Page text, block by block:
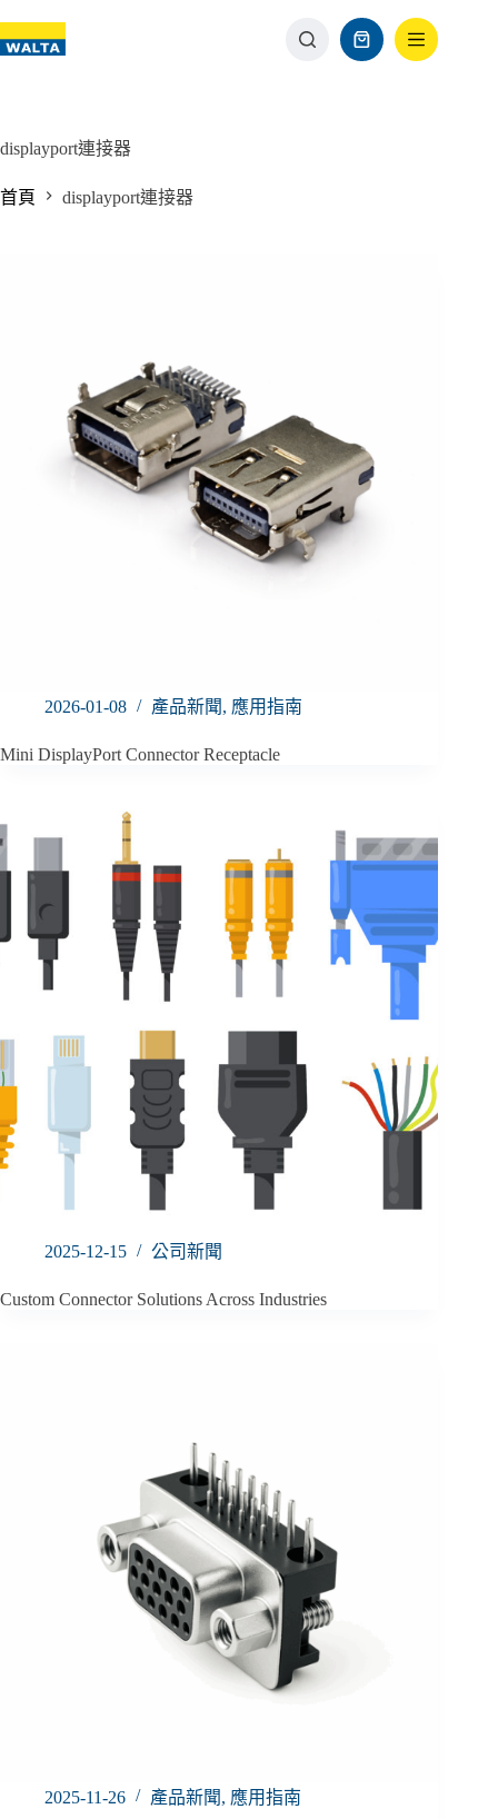
displayport連接器
首頁 displayport連接器
2026-01-08 產品新聞, 應用指南
Mini DisplayPort Connector Receptacle
2025-12-15 公司新聞
Custom Connector Solutions Across Industries
2025-11-26 產品新聞, 應用指南